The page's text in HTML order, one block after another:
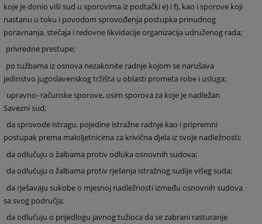
koje je donio viši sud u sporovima iz podtački e) i f), kao i sporove koji
nastanu u toku i povodom sprovođenja postupka prinudnog
poravnanja, stečaja i redovne likvidacije organizacija udruženog rada;
privredne prestupe;
po tužbama iz osnova nezakonite radnje kojom se narušava
jedinstvo jugoslavenskog tržišta u oblasti prometa robe i usluga;
upravno- računske sporove, osim sporova za koje je nadležan
Savezni sud;
da sprovode istragu, pojedine istražne radnje kao i pripremni
postupak prema maloljetnicima za krivična djela iz svoje nadležnosti;
da odlučuju o žalbama protiv odluka osnovnih sudova;
da odlučuju o žalbama protiv rješenja istražnog sudije višeg suda;
da rješavaju sukobe o mjesnoj nadležnosti između osnovnih sudova
sa svog područja;
da odlučuju o prijedlogu javnog tužioca da se zabrani rasturanje